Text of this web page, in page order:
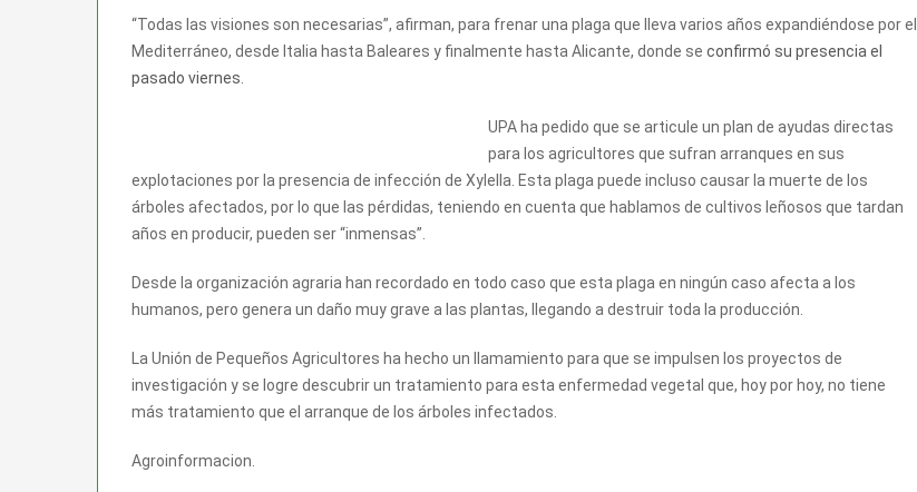
“Todas las visiones son necesarias”, afirman, para frenar una plaga que lleva varios años expandiéndose por el
Mediterráneo, desde Italia hasta Baleares y finalmente hasta Alicante, donde se confirmó su presencia el
pasado viernes
UPA ha pedido que se articule un plan de ayudas directas
para los agricultores que sufran arranques en sus
explotaciones por la presencia de infección de Xylella. Esta plaga puede incluso causar la muerte de los
árboles afectados, por lo que las pérdidas, teniendo en cuenta que hablamos de cultivos leñosos que tardan
años en producir, pueden ser “inmensas”.
Desde la organización agraria han recordado en todo caso que esta plaga en ningún caso afecta a los
humanos, pero genera un daño muy grave a las plantas, llegando a destruir toda la producción.
La Unión de Pequeños Agricultores ha hecho un llamamiento para que se impulsen los proyectos de
investigación y se logre descubrir un tratamiento para esta enfermedad vegetal que, hoy por hoy, no tiene
más tratamiento que el arranque de los árboles infectados.
Agroinformacion.